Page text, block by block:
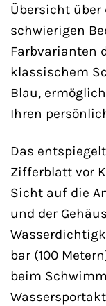
Übersicht
schwierigen
Farbvarianten
klassischem
Blau,
Ihren
Das
Zifferblatt vor
Sicht auf die
und der
bar (100
beim